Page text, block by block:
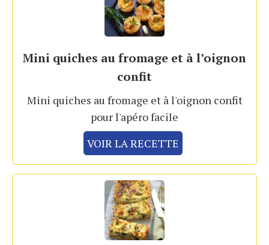
Mini quiches au fromage et à l’oignon
confit
Mini quiches au fromage et à l'oignon confit
pour l'apéro facile
VOIR LA RECETTE